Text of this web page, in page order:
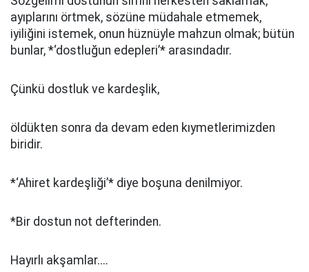
ayıplarını örtmek, sözüne müdahale etmemek,
iyiliğini istemek, onun hüznüyle mahzun olmak; bütün
bunlar, *‘dostluğun edepleri’* arasındadır.
Çünkü dostluk ve kardeşlik,
öldükten sonra da devam eden kıymetlerimizden
biridir.
*‘Ahiret kardeşliği’* diye boşuna denilmiyor.
*Bir dostun not defterinden.
Hayırlı akşamlar....